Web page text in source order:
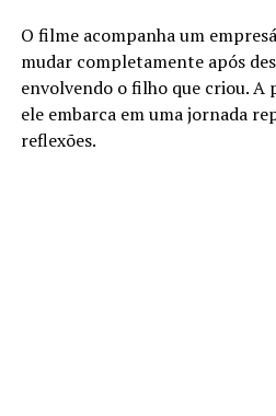
O filme acompanha um
mudar completamente após
envolvendo o filho que criou. A
ele embarca em uma jornada
reflexões.